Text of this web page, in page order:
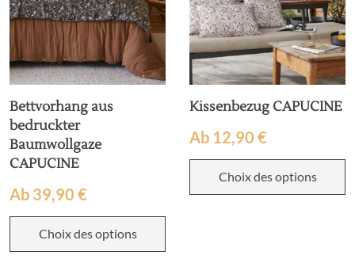
Bettvorhang aus
bedruckter
Baumwollgaze
CAPUCINE
Ab 39,90 €
Choix des options
Kissenbezug CAPUCINE
Ab 12,90 €
Choix des options